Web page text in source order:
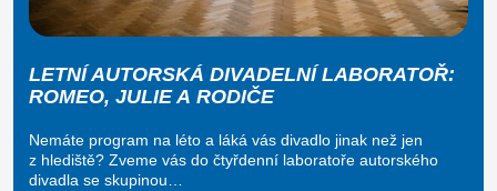
LETNÍ AUTORSKÁ DIVADELNÍ LABORATOŘ:
ROMEO, JULIE A RODIČE
Nemáte program na léto a láká vás divadlo jinak než jen
z hlediště? Zveme vás do čtyřdenní laboratoře autorského
divadla se skupinou…